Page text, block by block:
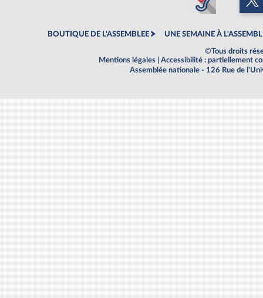
BOUTIQUE DE L'ASSEMBLEE UNE SEMAINE À
©Tous droits
Mentions légales
Accessibilité : partiellement
Assemblée nationale - 126 Rue de